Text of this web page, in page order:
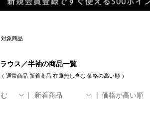
対象商品
ウス／半袖の商品一覧
通常商品 新着商品 在庫無し含む 価格の高い順）
新着商品 価格が高い順